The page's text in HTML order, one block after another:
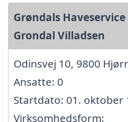
Grøndals
Grondal Villadsen
Odinsvej 10, 9800
Ansatte: 0
Startdato: 01. oktober
Virksomhedsform: